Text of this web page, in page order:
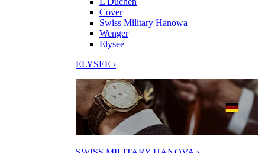
Cover
Swiss Military Hanowa
Wenger
Elysee
ELYSEE ›